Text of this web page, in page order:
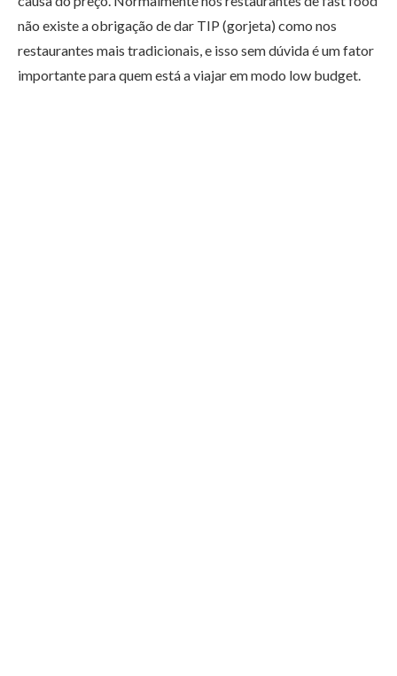
não existe a obrigação de dar TIP (gorjeta) como nos
restaurantes mais tradicionais, e isso sem dúvida é um fator
importante para quem está a viajar em modo low budget.